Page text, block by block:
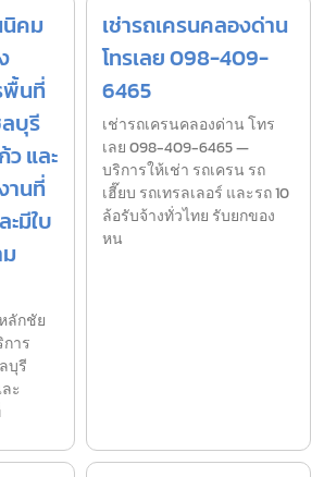
นิคม
พื้นที่
บุรี
ว และ
านที่
มีใบ
ลักชัย
การ
บุรี
ะ
เช่ารถเครนคลองด่าน
โทรเลย 098-409-
6465
เช่ารถเครนคลองด่าน โทร
เลย 098-409-6465 —
บริการให้เช่า รถเครน รถ
เฮี๊ยบ รถเทรลเลอร์ และรถ 10
ล้อรับจ้างทั่วไทย รับยกของ
หน